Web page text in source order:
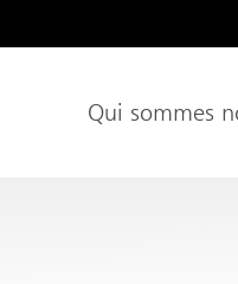
Qui sommes